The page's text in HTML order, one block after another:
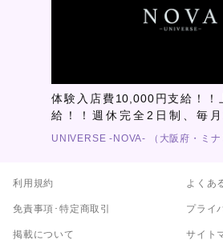
体験入店費10,000円支給！！
給！！週休完全2日制、毎
り！！給与体制の大幅アップ
UNIVERSE -NOVA- （大阪府・ミナ
利用規約 よくあ
免責事項･特定商取引 プライ
掲載について サイト